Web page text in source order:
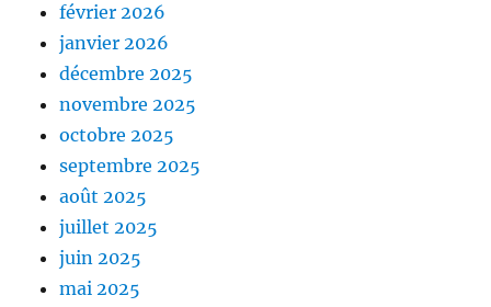
février 2026
janvier 2026
décembre 2025
novembre 2025
octobre 2025
septembre 2025
août 2025
juillet 2025
juin 2025
mai 2025